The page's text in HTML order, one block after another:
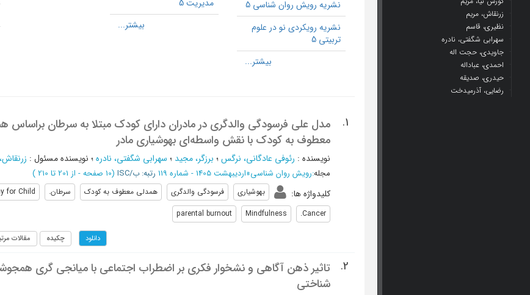
زرنقاش، مریم
نظیری، قاسم
سهرابی شگفتی، نادره
جاویدی، حجت اله
احمدی، عباداله
حیدری، صدیقه
رضایی، آذرمیدخت
نشریه رویش روان شناسی 5
نشریه رویکردی نو در علوم
تربیتی 5
مدیریت 5
1.
مدل علی فرسودگی والدگری در مادران دارای کودک مبتلا به سرطان براساس
معطوف به کودک با نقش واسطه‌ای بهوشیاری مادر
نویسنده : رئوفی عادگانی، نرگس؛ برزگر، مجید ؛ سهرابی شگفتی، نادره؛ نویسنده مسئول :
مجله:رویش روان شناسی»اردیبهشت 1405 - شماره 119 رتبه: ب/ISC (‎10 صفحه - از 201 تا 210 )
کلیدواژه ها: بهوشیاری فرسودگی والدگری همدلی معطوف به کودک سرطان.
for Child
Cancer.
Mindfulness
parental burnout
دانلود چکیده مقالات
2.
تاثیر ذهن آگاهی و نشخوار فکری بر اضطراب اجتماعی با میانجی گری
شناختی